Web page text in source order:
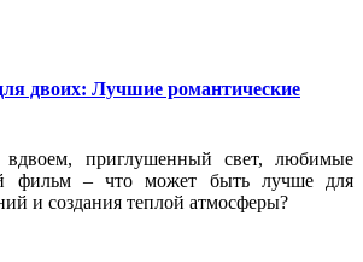
двоих: Лучшие романтические
приглушенный свет, любимые
фильм – что может быть лучше для
и создания теплой атмосферы?